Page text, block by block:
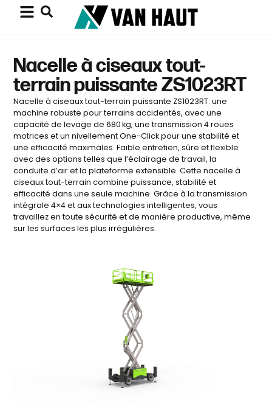
Nacelle à ciseaux tout-
terrain puissante ZS1023RT
Nacelle à ciseaux tout-terrain puissante ZS1023RT: une
machine robuste pour terrains accidentés, avec une
capacité de levage de 680 kg, une transmission 4 roues
motrices et un nivellement One-Click pour une stabilité et
une efficacité maximales. Faible entretien, sûre et flexible
avec des options telles que l’éclairage de travail, la
conduite d’air et la plateforme extensible. Cette nacelle à
ciseaux tout-terrain combine puissance, stabilité et
efficacité dans une seule machine. Grâce à la transmission
intégrale 4×4 et aux technologies intelligentes, vous
travaillez en toute sécurité et de manière productive, même
sur les surfaces les plus irrégulières.